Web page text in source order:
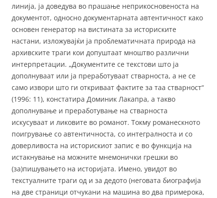
линија, ја доведува во прашање неприкосновеноста на
документот, односно документарната автентичност како
основен генератор на вистината за историските
настани, изложувајќи ја проблематичната природа на
архивските траги кои допуштаат мноштво различни
интерпретации. „Документите се текстови што ја
дополнуваат или ја преработуваат стварноста, а не се
само извори што ги откриваат фактите за таа стварност“
(1996: 11), констатира Доминик Лакапра, а такво
дополнување и преработување на стварноста
искусуваат и ликовите во романот. Токму романескното
поигрување со автентичноста, со интегралноста и со
доверливоста на историскиот запис е во функција на
истакнување на можните мнемонички грешки во
(за)пишувањето на историјата. Имено, увидот во
текстуалните траги од и за дедото (неговата биографија
на две страници отчукани на машина во два примерока,